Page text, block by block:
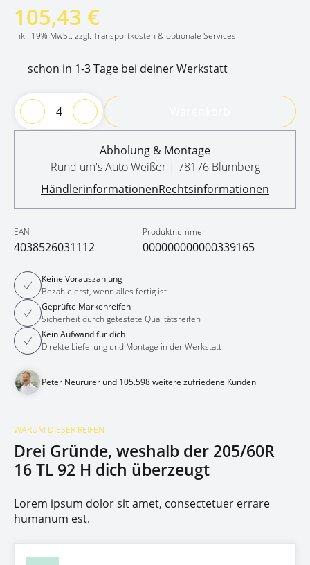
105,43 €
inkl. 19% MwSt. zzgl. Transportkosten & optionale Services
schon in 1-3 Tage bei deiner Werkstatt
Abholung & Montage
Rund um's Auto Weißer | 78176 Blumberg
HändlerinformationenRechtsinformationen
EAN
4038526031112
Produktnummer
000000000000339165
Keine Vorauszahlung
Bezahle erst, wenn alles fertig ist
Geprüfte Markenreifen
Sicherheit durch getestete Qualitätsreifen
Kein Aufwand für dich
Direkte Lieferung und Montage in der Werkstatt
Peter Neururer und 105.598 weitere zufriedene Kunden
WARUM DIESER REIFEN
Drei Gründe, weshalb der 205/60R
16 TL 92 H dich überzeugt
Lorem ipsum dolor sit amet, consectetuer errare
humanum est.